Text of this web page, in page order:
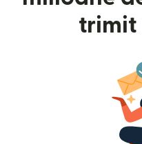
trimit